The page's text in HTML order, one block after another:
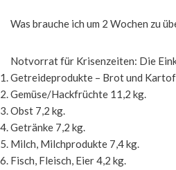
Was brauche ich um 2 Wochen zu
Notvorrat für Krisenzeiten: Die
Getreideprodukte – Brot und
Gemüse/Hackfrüchte 11,2 kg.
Obst 7,2 kg.
Getränke 7,2 kg.
Milch, Milchprodukte 7,4 kg.
Fisch, Fleisch, Eier 4,2 kg.